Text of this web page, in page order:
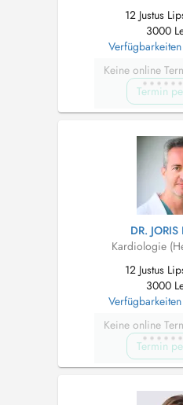
12 Justus
3000
Keine online
Termin
DR. JORIS
Kardiologie
12 Justus
3000
Keine online
Termin